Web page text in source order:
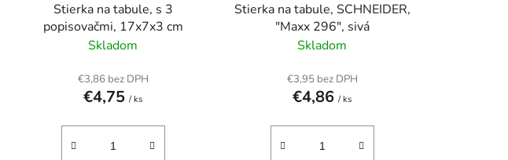
Stierka na tabule, s 3
popisovačmi, 17x7x3 cm
Skladom
€3,86 bez DPH
€4,75/ ks
Stierka na tabule, SCHNEIDER,
"Maxx 296", sivá
Skladom
€3,95 bez DPH
€4,86/ ks